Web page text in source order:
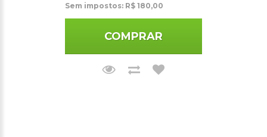
Sem impostos: R$ 180,00
COMPRAR